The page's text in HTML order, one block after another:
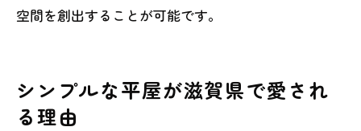
空間を創出することが可能です。
シンプルな平屋が滋賀県で愛され
る理由